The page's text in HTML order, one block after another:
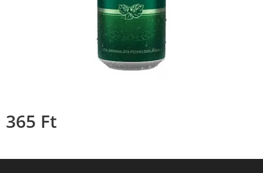
365 Ft